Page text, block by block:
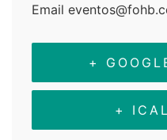
Email
+
+